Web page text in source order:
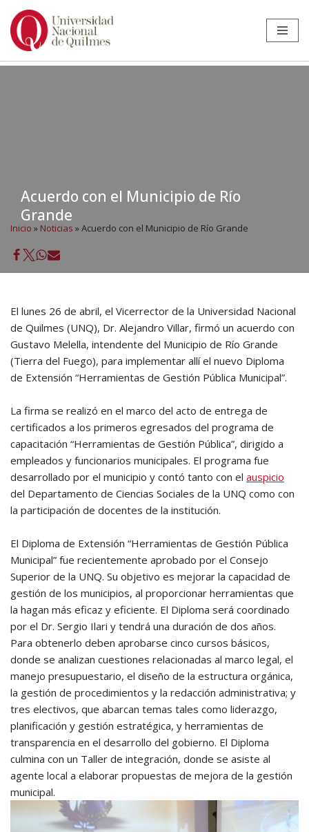
Ir
Acuerdo con el Municipio de Río
Grande
Inicio » Noticias »Acuerdo con el Municipio de Río Grande
El lunes 26 de abril, el Vicerrector de la Universidad Nacional
de Quilmes (UNQ), Dr. Alejandro Villar, firmó un acuerdo con
Gustavo Melella, intendente del Municipio de Río Grande
(Tierra del Fuego), para implementar allí el nuevo Diploma
de Extensión “Herramientas de Gestión Pública Municipal”.
La firma se realizó en el marco del acto de entrega de
certificados a los primeros egresados del programa de
capacitación “Herramientas de Gestión Pública”, dirigido a
empleados y funcionarios municipales. El programa fue
desarrollado por el municipio y contó tanto con el auspicio
del Departamento de Ciencias Sociales de la UNQ como con
la participación de docentes de la institución.
El Diploma de Extensión “Herramientas de Gestión Pública
Municipal” fue recientemente aprobado por el Consejo
Superior de la UNQ. Su objetivo es mejorar la capacidad de
gestión de los municipios, al proporcionar herramientas que
la hagan más eficaz y eficiente. El Diploma será coordinado
por el Dr. Sergio Ilari y tendrá una duración de dos años.
Para obtenerlo deben aprobarse cinco cursos básicos,
donde se analizan cuestiones relacionadas al marco legal, el
manejo presupuestario, el diseño de la estructura orgánica,
la gestión de procedimientos y la redacción administrativa; y
tres electivos, que abarcan temas tales como liderazgo,
planificación y gestión estratégica, y herramientas de
transparencia en el desarrollo del gobierno. El Diploma
culmina con un Taller de integración, donde se asiste al
agente local a elaborar propuestas de mejora de la gestión
municipal.